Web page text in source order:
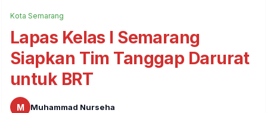
Kota Semarang
Lapas Kelas I Semarang
Siapkan Tim Tanggap Darurat
untuk BRT
M
Muhammad Nurseha